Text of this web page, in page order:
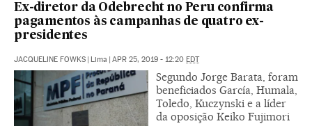
Ex-diretor da Odebrecht no Peru confirma
pagamentos às campanhas de quatro ex-
presidentes
JACQUELINE FOWKS Lima APR 25, 2019 - 12:20 EDT
Segundo Jorge Barata, foram
beneficiados García, Humala,
Toledo, Kuczynski e a líder
da oposição Keiko Fujimori